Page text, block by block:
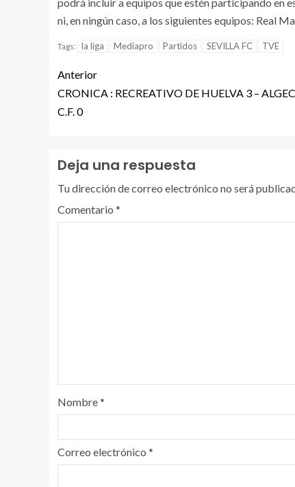
ni, en ningún caso, a los siguientes equipos: Real
Tags: la liga Mediapro Partidos SEVILLA FC TVE
Anterior
CRONICA : RECREATIVO DE HUELVA 3 –
C.F. 0
Deja una respuesta
Tu dirección de correo electrónico no será
Comentario *
Nombre*
Correo electrónico *